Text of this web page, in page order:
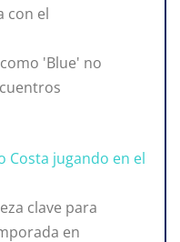
con el
'Blue' no
en el
clave para
en